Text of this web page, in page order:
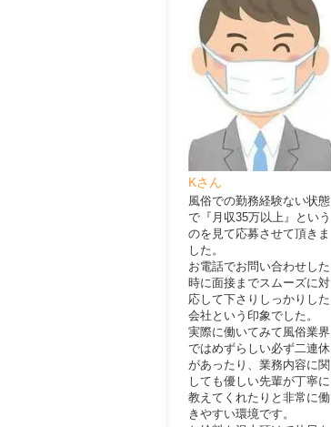
Kさん
風俗での勤務経験ない状態
で『月収35万以上』という
のを見て応募させて頂きま
した。
お電話でお問い合わせした
時に面接までスムーズに対
応して下さりしっかりした
会社という印象でした。
実際に働いてみて風俗業界
ではめずらしい必ず二連休
があったり、業務内容に関
しても優しい先輩が丁寧に
教えてくれたりと非常に働
きやすい環境です。